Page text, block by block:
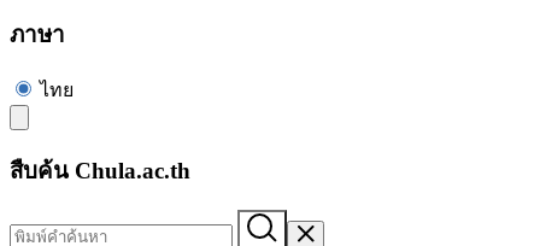
ภาษา
ไทย
สืบค้น Chula.ac.th